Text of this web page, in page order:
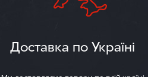
Доставка по Україні